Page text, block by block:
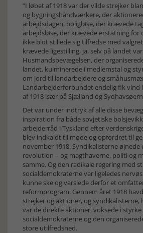
”I løbet af 1918 var der vilde strejker
og bygningshåndværkere, der
arbejdsdagen, boligløse, der krævede
arbejdsløse, der krævede erstatning for
ikke blot stillede sig tilfredse med
krævede ligestilling, ja, selv på landet
Husmandsbevægelsen, der
landet, kulminerede i medlemstal og
om jord til landarbejdere og
Landarbejderforbundet endelig fik vind
af 1918 især på Sjælland og
Det var under indtryk af alle disse
inspiration fra både sovjetiske
arbejderråd i Tyskland efter
blev indkaldt til møde og opfordret til
november 1918. Syndikalisterne
revolution – og magthaverne, politi og
samme. Og den radikale regering med
socialdemokraterne var ligeledes
kunne ske og varslede derfor et
reformprogram. Gennem året 1918
strejker og aktioner, og syndikalisterne,
var de direkte aktioner, voksede i styrke
socialdemokraterne og den
store utilfredshed.